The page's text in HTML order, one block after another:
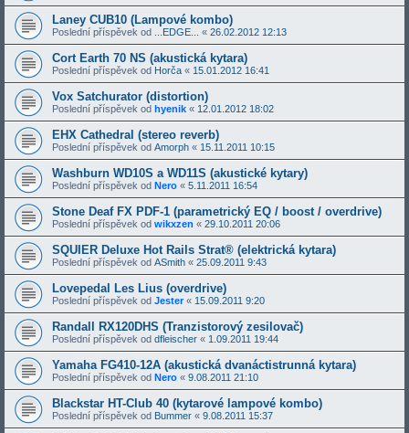
Laney CUB10 (Lampové kombo)
Poslední příspěvek od ...EDGE... « 26.02.2012 12:13
Cort Earth 70 NS (akustická kytara)
Poslední příspěvek od Horča « 15.01.2012 16:41
Vox Satchurator (distortion)
Poslední příspěvek od hyenik « 12.01.2012 18:02
EHX Cathedral (stereo reverb)
Poslední příspěvek od Amorph « 15.11.2011 10:15
Washburn WD10S a WD11S (akustické kytary)
Poslední příspěvek od Nero « 5.11.2011 16:54
Stone Deaf FX PDF-1 (parametrický EQ / boost / overdrive)
Poslední příspěvek od wikxzen « 29.10.2011 20:06
SQUIER Deluxe Hot Rails Strat® (elektrická kytara)
Poslední příspěvek od ASmith « 25.09.2011 9:43
Lovepedal Les Lius (overdrive)
Poslední příspěvek od Jester« 15.09.2011 9:20
Randall RX120DHS (Tranzistorový zesilovač)
Poslední příspěvek od dfleischer « 1.09.2011 19:44
Yamaha FG410-12A (akustická dvanáctistrunná kytara)
Poslední příspěvek od Nero « 9.08.2011 21:10
Blackstar HT-Club 40 (kytarové lampové kombo)
Poslední příspěvek od Bummer « 9.08.2011 15:37